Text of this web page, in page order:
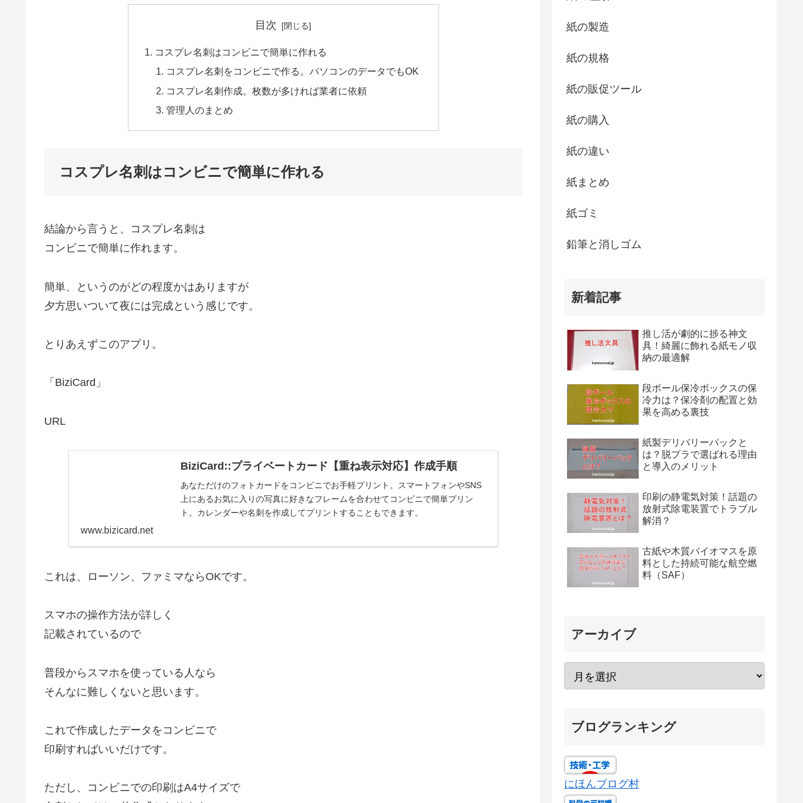
目次
コスプレ名刺はコンビニで簡単に作れる
コスプレ名刺をコンビニで作る。パソコンのデータでもOK
コスプレ名刺作成。枚数が多ければ業者に依頼
管理人のまとめ
コスプレ名刺はコンビニで簡単に作れる
結論から言うと、コスプレ名刺は
コンビニで簡単に作れます。
簡単、というのがどの程度かはありますが
夕方思いついて夜には完成という感じです。
とりあえずこのアプリ。
「BiziCard」
URL
BiziCard::プライベートカード【重ね表示対応】作成手順
あなただけのフォトカードをコンビニでお手軽プリント。スマートフォンやSNS
上にあるお気に入りの写真に好きなフレームを合わせてコンビニで簡単プリン
ト。カレンダーや名刺を作成してプリントすることもできます。
www.bizicard.net
これは、ローソン、ファミマならOKです。
スマホの操作方法が詳しく
記載されているので
普段からスマホを使っている人なら
そんなに難しくないと思います。
これで作成したデータをコンビニで
印刷すればいいだけです。
ただし、コンビニでの印刷はA4サイズで
紙の製造
紙の規格
紙の販促ツール
紙の購入
紙の違い
紙まとめ
紙ゴミ
鉛筆と消しゴム
新着記事
推し活が劇的に捗る神文
具！綺麗に飾れる紙モノ収
納の最適解
段ボール保冷ボックスの保
冷力は？保冷剤の配置と効
果を高める裏技
紙製デリバリーパックと
は？脱プラで選ばれる理由
と導入のメリット
印刷の静電気対策！話題の
放射式除電装置でトラブル
解消？
古紙や木質バイオマスを原
料とした持続可能な航空燃
料（SAF）
アーカイブ
ブログランキング
にほんブログ村